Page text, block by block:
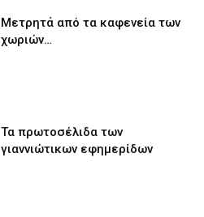
Μετρητά από τα καφενεία των
χωριών…
Τα πρωτοσέλιδα των
γιαννιώτικων εφημερίδων